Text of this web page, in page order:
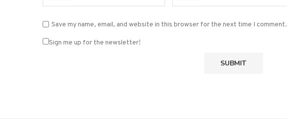
Save my name, email, and website in this browser for the next time I comment.
Sign me up for the newsletter!